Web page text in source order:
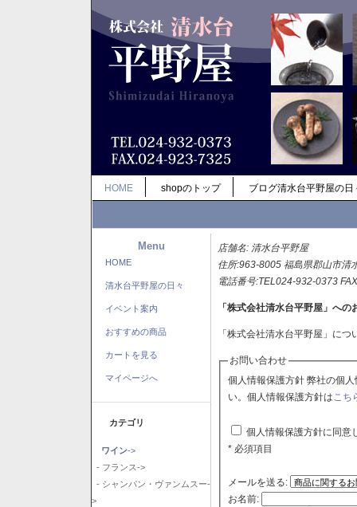
HOME shopのトップ ブログ清水台平野屋の日
Menu
HOME
清水台平野屋の日々
イベント案内
おすすめの商品
カートを見る
マイページへ
カテゴリ
ワイン->
- フランス->
- シャンパン・ヴァンムスー-
>
店舗名: 清水台平野屋
住所:963-8005 福島県郡山市清
電話番号:TEL024-932-0373
「株式会社清水台平野屋」への
「株式会社清水台平野屋」に
お問い合わせ
個人情報保護方針 弊社の個人情報保護方針に同意される場合はチェックボックスをクリックしてくださ
い。個人情報保護方針はこち
個人情報保護方針に同意
* 必須項目
メールを送る:
お名前: